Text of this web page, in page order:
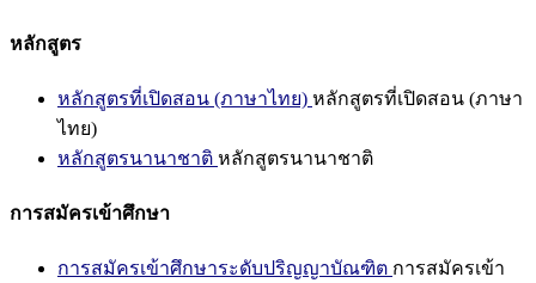
หลักสูตร
หลักสูตรที่เปิดสอน (ภาษาไทย) หลักสูตรที่เปิดสอน (ภาษา
ไทย)
หลักสูตรนานาชาติ หลักสูตรนานาชาติ
การสมัครเข้าศึกษา
การสมัครเข้าศึกษาระดับปริญญาบัณฑิต การสมัครเข้า